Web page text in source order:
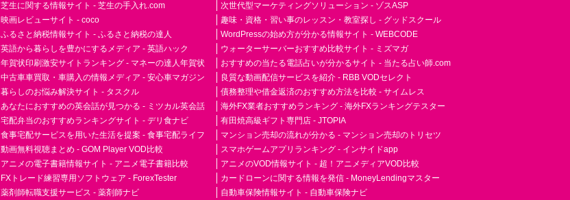
芝生に関する情報サイト - 芝生の手入れ.com
映画レビューサイト - coco
ふるさと納税情報サイト - ふるさと納税の達人
英語から暮らしを豊かにするメディア - 英語ハック
年賀状印刷激安サイトランキング - マネーの達人年賀状
中古車車買取・車購入の情報メディア - 安心車マガジン
暮らしのお悩み解決サイト - タスクル
あなたにおすすめの英会話が見つかる - ミツカル英会話
宅配弁当のおすすめランキングサイト - デリ食ナビ
食事宅配サービスを用いた生活を提案 - 食事宅配ライフ
動画無料視聴まとめ - GOM Player VOD比較
アニメの電子書籍情報サイト - アニメ電子書籍比較
FXトレード練習専用ソフトウェア - ForexTester
薬剤師転職支援サービス - 薬剤師ナビ
次世代型マーケティングソリューション - ゾスASP
趣味・資格・習い事のレッスン・教室探し - グッドスクール
WordPressの始め方が分かる情報サイト - WEBCODE
ウォーターサーバーおすすめ比較サイト - ミズマガ
おすすめの当たる電話占いが分かるサイト - 当たる占い師.com
良質な動画配信サービスを紹介 - RBB VODセレクト
債務整理や借金返済のおすすめ方法を比較 - サイムレス
海外FX業者おすすめランキング - 海外FXランキングテスター
有田焼高級ギフト専門店 - JTOPIA
マンション売却の流れが分かる - マンション売却のトリセツ
スマホゲームアプリランキング - インサイドapp
アニメのVOD情報サイト - 超！アニメディアVOD比較
カードローンに関する情報を発信 - MoneyLendingマスター
自動車保険情報サイト - 自動車保険ナビ